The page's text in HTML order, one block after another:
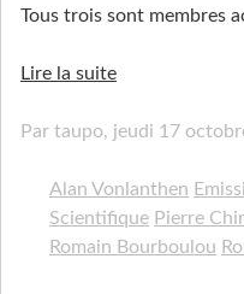
Tous trois sont membres
Lire la suite
Par taupo, jeudi 17
Alan Vonlanthen
Scientifique Pierre
Romain Bourboulou